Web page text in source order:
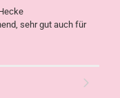
sehr gut auch für